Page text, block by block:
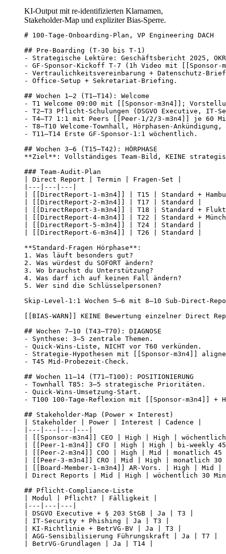
KI-Output mit re-identifizierten Klarnamen,
Stakeholder-Map und expliziter Bias-Sperre.
# 100-Tage-Onboarding-Plan, VP Engineering DACH
## Pre-Boarding (T-30 bis T-1)
- Strategische Lektüre: Geschäftsbericht 2025,
- GF-Sponsor-Kickoff T-7 (1h Video mit [[Sponsor-
- Vertraulichkeitsvereinbarung + Datenschutz-
- Office-Setup + Sekretariat-Briefing.
## Wochen 1–2 (T1–T14): Welcome
- T1 Welcome 09:00 mit [[Sponsor-m3n4]];
- T2–T3 Pflicht-Schulungen (DSGVO Executive, IT-
- T4–T7 1:1 mit Peers [[Peer-1/2/3-m3n4]] je 60
- T8–T10 Welcome-Townhall, Hörphasen-
- T11–T14 Erste GF-Sponsor-1:1 wöchentlich.
## Wochen 3–6 (T15–T42): HÖRPHASE
**Ziel**: Vollständiges Team-Bild, KEINE
### Team-Audit-Plan
| Direct Report | Termin | Fragen-Set |
|---|---|---|
| [[DirectReport-1-m3n4]] | T15 | Standard +
| [[DirectReport-2-m3n4]] | T17 | Standard |
| [[DirectReport-3-m3n4]] | T18 | Standard +
| [[DirectReport-4-m3n4]] | T22 | Standard +
| [[DirectReport-5-m3n4]] | T24 | Standard |
| [[DirectReport-6-m3n4]] | T26 | Standard |
**Standard-Fragen Hörphase**:
1. Was läuft besonders gut?
2. Was würdest du SOFORT ändern?
3. Wo brauchst du Unterstützung?
4. Was darf ich auf keinen Fall ändern?
5. Wer sind die Schlüsselpersonen?
Skip-Level-1:1 Wochen 5–6 mit 8–10 Sub-Direct-
[[BIAS-WARN]] KEINE Bewertung einzelner Direct
## Wochen 7–10 (T43–T70): DIAGNOSE
- Synthese: 3–5 zentrale Themen.
- Quick-Wins-Liste, NICHT vor T60 verkünden.
- Strategie-Hypothesen mit [[Sponsor-m3n4]]
- T45 Mid-Probezeit-Check.
## Wochen 11–14 (T71–T100): POSITIONIERUNG
- Townhall T85: 3–5 strategische Prioritäten.
- Quick-Wins-Umsetzung-Start.
- T100 100-Tage-Reflexion mit [[Sponsor-m3n4]] +
## Stakeholder-Map (Power × Interest)
| Stakeholder | Power | Interest | Cadence |
|---|---|---|---|
| [[Sponsor-m3n4]] CEO | High | High |
| [[Peer-1-m3n4]] CFO | High | High | bi-weekly
| [[Peer-2-m3n4]] COO | High | Mid | monatlich 45
| [[Peer-3-m3n4]] CRO | Mid | High | monatlich 30
| [[Board-Member-1-m3n4]] AR-Vors. | High | Mid
| Direct Reports | Mid | High | wöchentlich 30
## Pflicht-Compliance-Liste
| Modul | Pflicht? | Fälligkeit |
|---|---|---|
| DSGVO Executive + § 203 StGB | Ja | T3 |
| IT-Security + Phishing | Ja | T3 |
| KI-Richtlinie + BetrVG-BV | Ja | T3 |
| AGG-Sensibilisierung Führungskraft | Ja | T7 |
| BetrVG-Grundlagen | Ja | T14 |